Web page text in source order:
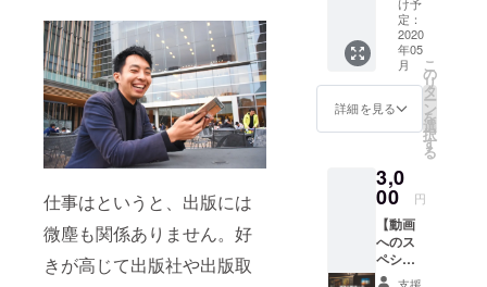
仕事はというと、出版には
微塵も関係ありません。好
きが高じて出版社や出版取
完読するの
が夢です。
小中高時代
は、通学中
は常に本を
学生生活。
大学時代か
らは岩波文
庫の青ラベ
ルによる影
容とは
別のよ
り詳細
な選考
内容を
公開し
た「限
定公開
をお送
りいた
しま
す。
定：
2020
年05
月
詳細を見る
こ
の
リ
タ
ー
ン
を
選
択
す
る
3,0
00 円
【動画
へのス
ペシャ
ルサン
支援